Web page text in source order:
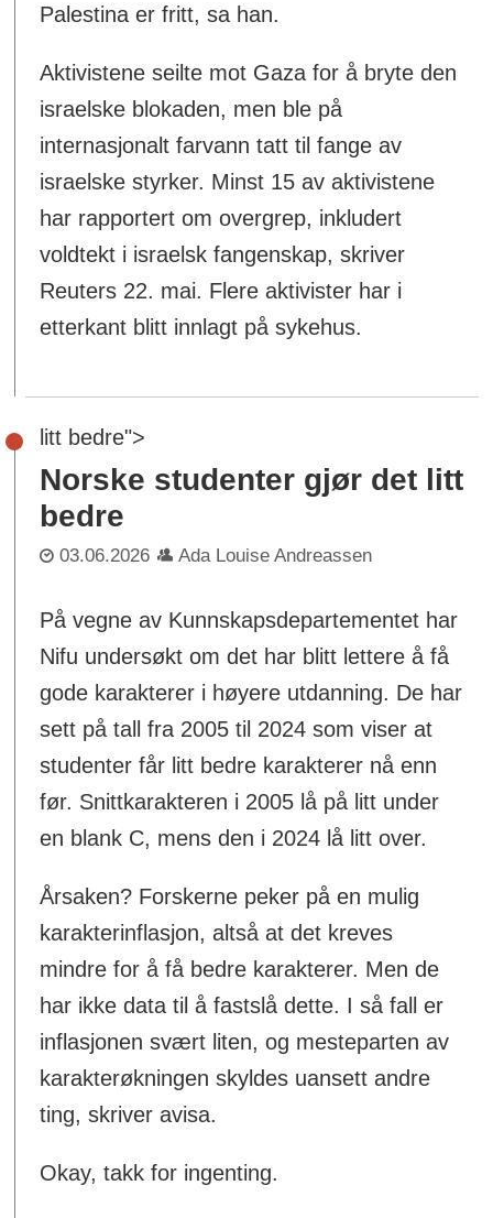
Palestina er fritt, sa han.
Aktivistene seilte mot Gaza for å bryte den
israelske blokaden, men ble på
internasjonalt farvann tatt til fange av
israelske styrker. Minst 15 av aktivistene
har rapportert om overgrep, inkludert
voldtekt i israelsk fangenskap, skriver
Reuters 22. mai. Flere aktivister har i
etterkant blitt innlagt på sykehus.
litt bedre">
Norske studenter gjør det litt
bedre
03.06.2026 Ada Louise Andreassen
På vegne av Kunnskapsdepartementet har
Nifu undersøkt om det har blitt lettere å få
gode karakterer i høyere utdanning. De har
sett på tall fra 2005 til 2024 som viser at
studenter får litt bedre karakterer nå enn
før. Snittkarakteren i 2005 lå på litt under
en blank C, mens den i 2024 lå litt over.
Årsaken? Forskerne peker på en mulig
karakterinflasjon, altså at det kreves
mindre for å få bedre karakterer. Men de
har ikke data til å fastslå dette. I så fall er
inflasjonen svært liten, og mesteparten av
karakterøkningen skyldes uansett andre
ting, skriver avisa.
Okay, takk for ingenting.